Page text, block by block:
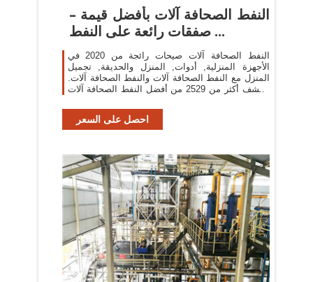
النفط الصحافة آلات بأفضل قيمة –
صفقات رائعة على النفط ...
النفط الصحافة آلات صيحات رائجة من 2020 في
الأجهزة المنزلية, أدوات, المنزل والحديقة, تجميل
المنزل مع النفط الصحافة آلات والنفط الصحافة آلات.
اكتشف أكثر من 2529 من أفضل النفط الصحافة آلات
احصل على السعر